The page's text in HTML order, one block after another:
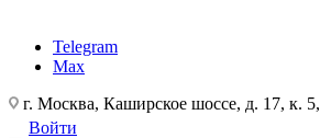
Telegram
Max
г. Москва, Каширское шоссе, д. 17, к.
Войти